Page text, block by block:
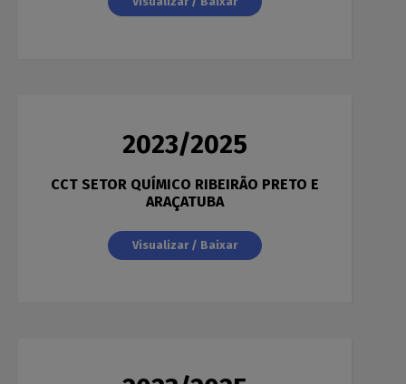
2023/2025
CCT SETOR QUÍMICO RIBEIRÃO PRETO E
ARAÇATUBA
Visualizar / Baixar